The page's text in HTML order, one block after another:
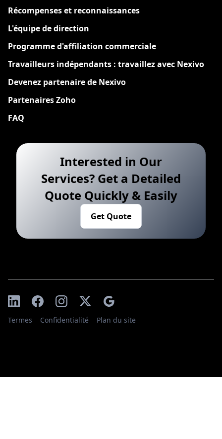
Récompenses et reconnaissances
L'équipe de direction
Programme d'affiliation commerciale
Travailleurs indépendants : travaillez avec Nexivo
Devenez partenaire de Nexivo
Partenaires Zoho
FAQ
Interested in Our
Services? Get a Detailed
Quote Quickly & Easily
Get Quote
Termes Confidentialité Plan du site